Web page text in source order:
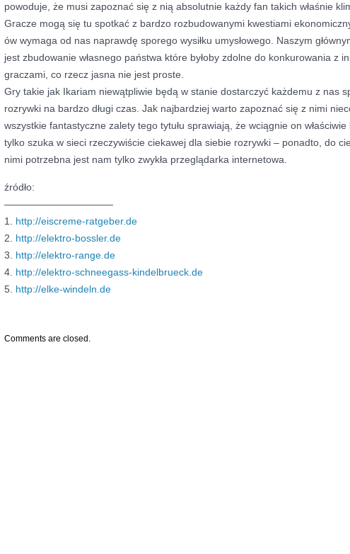
powoduje, że musi zapoznać się z nią absolutnie każdy fan takich właśnie
Gracze mogą się tu spotkać z bardzo rozbudowanymi kwestiami
ów wymaga od nas naprawdę sporego wysiłku umysłowego. Naszym
jest zbudowanie własnego państwa które byłoby zdolne do konkurowania z
graczami, co rzecz jasna nie jest proste.
Gry takie jak Ikariam niewątpliwie będą w stanie dostarczyć każdemu z nas
rozrywki na bardzo długi czas. Jak najbardziej warto zapoznać się z nimi
wszystkie fantastyczne zalety tego tytułu sprawiają, że wciągnie on
tylko szuka w sieci rzeczywiście ciekawej dla siebie rozrywki – ponadto, do
nimi potrzebna jest nam tylko zwykła przeglądarka internetowa.
źródło:
———————————
1. http://eiscreme-ratgeber.de
2. http://elektro-bossler.de
3. http://elektro-range.de
4. http://elektro-schneegass-kindelbrueck.de
5. http://elke-windeln.de
Comments are closed.